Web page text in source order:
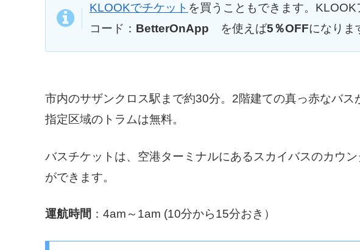
KLOOKでチケット を買うこともできます。
コード： BetterOnApp を使えば5％OFFになりま
市内のサザンクロス駅まで約30分。2階建ての真っ赤なバス
指定区域のトラムは無料。
バスチケットは、空港ターミナルにあるスカイバスのカウ
ができます。
運航時間 ：4am～1am (10分から15分おき）